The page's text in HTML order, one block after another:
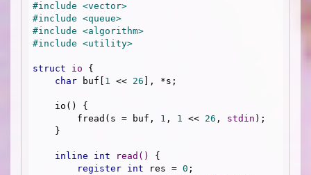
#include <vector>
#include <queue>
#include <algorithm>
#include <utility>
struct io {
char buf[ 1 << 26 ], *s;
        fread(s = buf,
1 , 1 << 26 , stdin );
inline int read ()
{
register int res = 0 ;